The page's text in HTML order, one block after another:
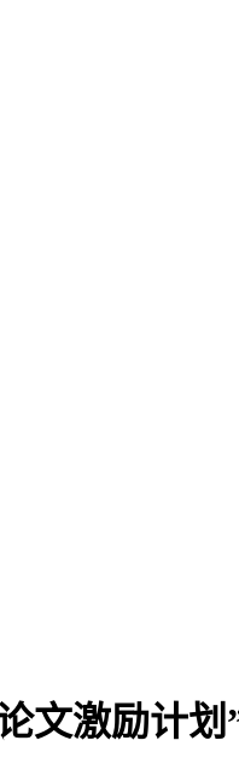
文激励计